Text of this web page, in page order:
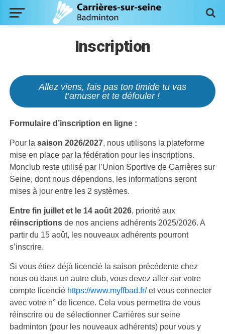
Inscription
Allez viens, fais pas ton timide tu vas
t’amuser et te défouler !
Formulaire d’inscription en ligne :
Pour la saison 2026/2027, nous utilisons la plateforme
mise en place par la fédération pour les inscriptions.
Monclub reste utilisé par l’Union Sportive de Carrières sur
Seine, dont nous dépendons, les informations seront
mises à jour entre les 2 systèmes.
Entre fin juillet et le 14 août 2026, priorité aux
réinscriptionsde nos anciens adhérents 2025/2026. A
partir du 15 août, les nouveaux adhérents pourront
s’inscrire.
Si vous étiez déjà licencié la saison précédente chez
nous ou dans un autre club, vous devez aller sur votre
compte licencié https://www.myffbad.fr/et vous connecter
avec votre n° de licence. Cela vous permettra de vous
réinscrire ou de sélectionner Carrières sur seine
badminton (pour les nouveaux adhérents) pour vous y